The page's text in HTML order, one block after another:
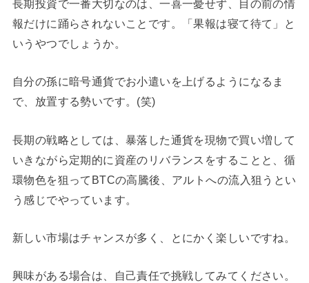
長期投資で一番大切なのは、一喜一憂せず、目の前の情
報だけに踊らされないことです。「果報は寝て待て」と
いうやつでしょうか。
自分の孫に暗号通貨でお小遣いを上げるようになるま
で、放置する勢いです。(笑)
長期の戦略としては、暴落した通貨を現物で買い増して
いきながら定期的に資産のリバランスをすることと、循
環物色を狙ってBTCの高騰後、アルトへの流入狙うとい
う感じでやっています。
新しい市場はチャンスが多く、とにかく楽しいですね。
興味がある場合は、自己責任で挑戦してみてください。